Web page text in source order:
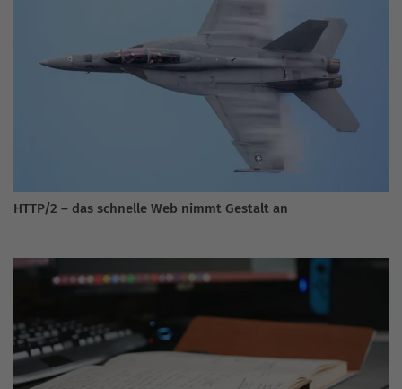
HTTP/2 – das schnelle Web nimmt Gestalt an